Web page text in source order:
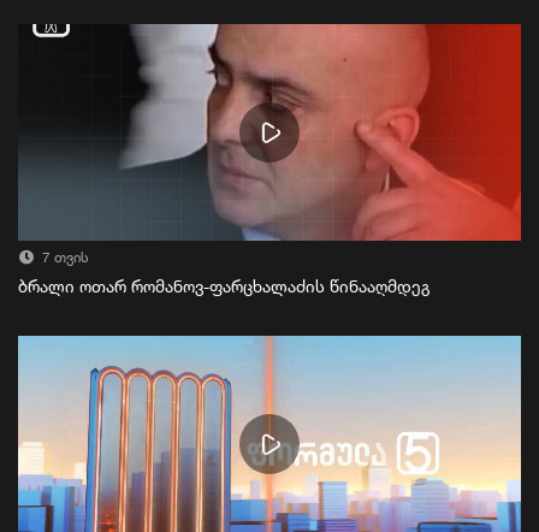
7 თვის
ბრალი ოთარ რომანოვ-ფარცხალაძის წინააღმდეგ